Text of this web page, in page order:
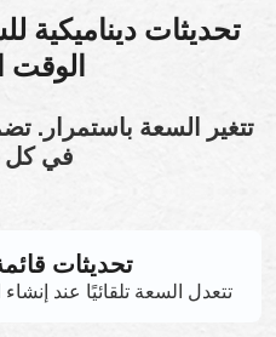
تحديثات ديناميكية
الوقت
تتغير السعة باستمرار.
في كل
تحديثات
تتعدل السعة تلقائيًا عند إنشاء